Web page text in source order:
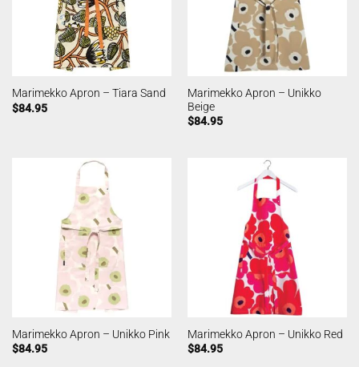
Marimekko Apron – Tiara Sand
$84.95
Marimekko Apron – Unikko
Beige
$84.95
Marimekko Apron – Unikko Pink
$84.95
Marimekko Apron – Unikko Red
$84.95